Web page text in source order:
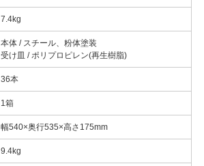
7.4kg
本体 / スチール、粉体塗装
受け皿 / ポリプロピレン(再生樹脂)
36本
1箱
幅540×奥行535×高さ175mm
9.4kg